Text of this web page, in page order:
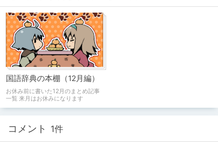
国語辞典の本棚（12月編）
お休み前に書いた12月のまとめ記事
一覧 来月はお休みになります
コメント 1件